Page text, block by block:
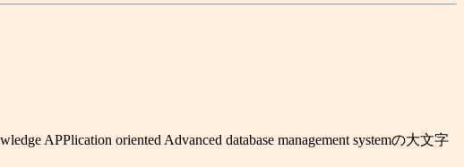
APPlication oriented Advanced database management systemの大文字